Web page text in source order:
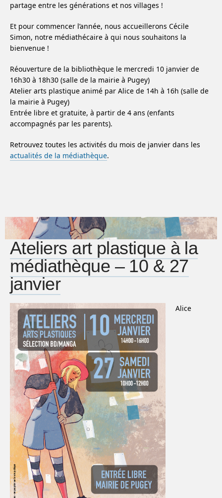
partage entre les générations et nos villages !
Et pour commencer l’année, nous accueillerons Cécile
Simon, notre médiathécaire à qui nous souhaitons la
bienvenue !
Réouverture de la bibliothèque le mercredi 10 janvier de
16h30 à 18h30 (salle de la mairie à Pugey)
Atelier arts plastique animé par Alice de 14h à 16h (salle de
la mairie à Pugey)
Entrée libre et gratuite, à partir de 4 ans (enfants
accompagnés par les parents).
Retrouvez toutes les activités du mois de janvier dans les
actualités de la médiathèque.
Ateliers art plastique à la
médiathèque – 10 & 27
janvier
Alice